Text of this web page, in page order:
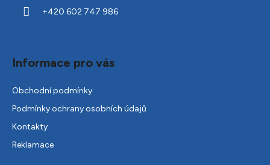
+420 602 747 986
Informace pro vás
Obchodní podmínky
Podmínky ochrany osobních údajů
Kontakty
Reklamace